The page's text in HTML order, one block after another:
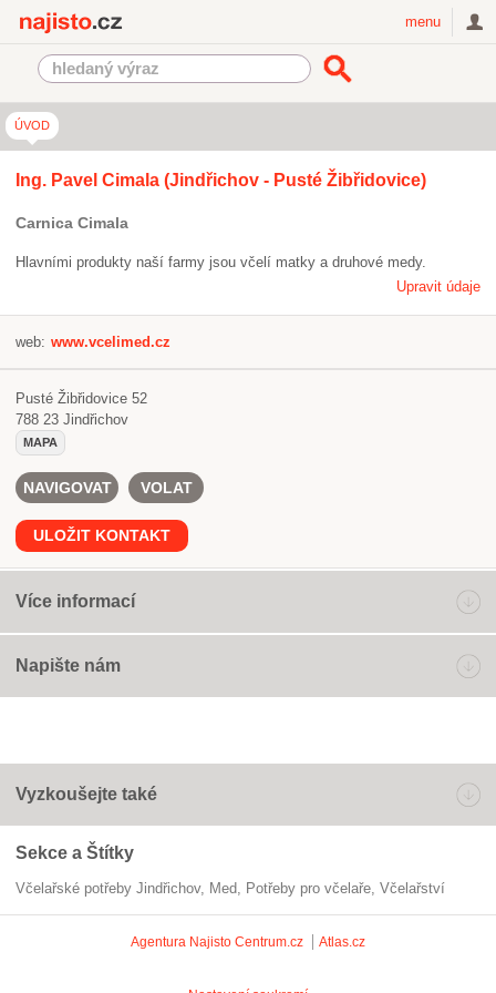
menu
ÚVOD
Ing. Pavel Cimala (Jindřichov - Pusté Žibřidovice)
Carnica Cimala
Hlavními produkty naší farmy jsou včelí matky a druhové medy.
Upravit údaje
web: www.vcelimed.cz
Pusté Žibřidovice 52
788 23 Jindřichov
MAPA
NAVIGOVAT VOLAT
ULOŽIT KONTAKT
Více informací
Napište nám
Vyzkoušejte také
Sekce a Štítky
Včelařské potřeby Jindřichov med potřeby pro včelaře Včelařství
Agentura Najisto Centrum.cz Atlas.cz